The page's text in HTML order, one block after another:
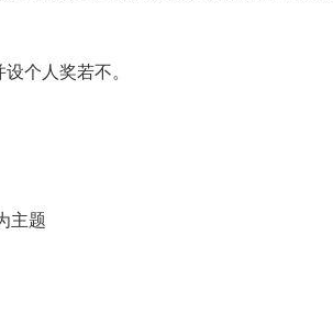
个人奖若不。
主题